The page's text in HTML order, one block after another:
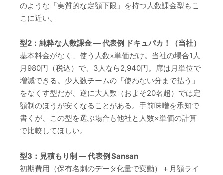
のような「実質的な定額下限」を持つ人数課金型もこ
こに近い。
型2：純粋な人数課金 — 代表例 ドキュパカ！（当社）
基本料金がなく、使う人数×単価だけ。当社の場合1人
月980円（税込）で、3人なら2,940円。席は月単位で
増減できる。少人数チームの「使わない分まで払う」
をなくす型だが、逆に大人数（およそ20名超）では定
額制のほうが安くなることがある。手前味噌を承知で
書くが、この型を選ぶ場合も他社と人数×単価の計算
で比較してほしい。
型3：見積もり制 — 代表例 Sansan
初期費用（保有名刺のデータ化量で変動）＋月額ライ